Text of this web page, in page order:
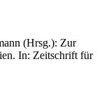
(Hrsg.): Zur
In: Zeitschrift für